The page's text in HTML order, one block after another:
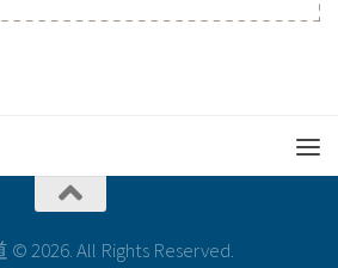
2026. All Rights Reserved.